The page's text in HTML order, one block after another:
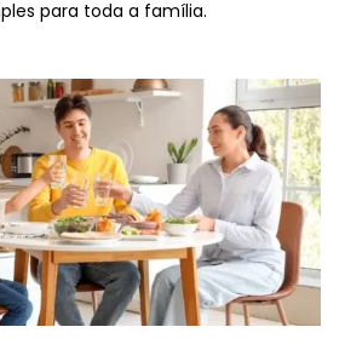
para toda a família.